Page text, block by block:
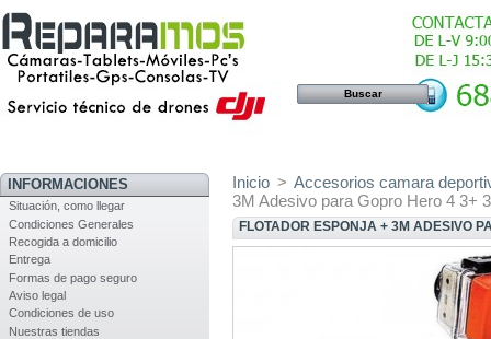
INFORMACIONES
Situación, como llegar
Condiciones Generales
Recogida a domicilio
Entrega
Formas de pago seguro
Aviso legal
Condiciones de uso
Nuestras tiendas
Inicio > Accesorios camara
3M Adesivo para Gopro Hero 4 3+
FLOTADOR ESPONJA + 3M ADESIVO